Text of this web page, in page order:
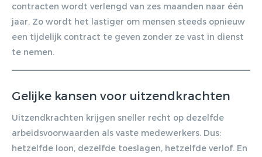
contracten wordt verlengd van zes maanden naar één
jaar. Zo wordt het lastiger om mensen steeds opnieuw
een tijdelijk contract te geven zonder ze vast in dienst
te nemen.
Gelijke kansen voor uitzendkrachten
Uitzendkrachten krijgen sneller recht op dezelfde
arbeidsvoorwaarden als vaste medewerkers. Dus:
hetzelfde loon, dezelfde toeslagen, hetzelfde verlof. En